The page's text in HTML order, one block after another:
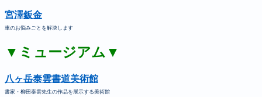
宮澤鈑金
車のお悩みごとを解決します
▼ミュージアム▼
八ヶ岳泰雲書道美術館
書家・柳田泰雲先生の作品を展示する美術館